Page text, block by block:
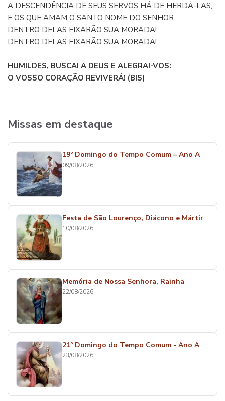
A DESCENDÊNCIA DE SEUS SERVOS HÁ DE HERDÁ-LAS,
E OS QUE AMAM O SANTO NOME DO SENHOR
DENTRO DELAS FIXARÃO SUA MORADA!
DENTRO DELAS FIXARÃO SUA MORADA!
HUMILDES, BUSCAI A DEUS E ALEGRAI-VOS:
O VOSSO CORAÇÃO REVIVERÁ! (BIS)
Missas em destaque
19º Domingo do Tempo Comum – Ano A
09/08/2026
Festa de São Lourenço, Diácono e Mártir
10/08/2026
Memória de Nossa Senhora, Rainha
22/08/2026
21º Domingo do Tempo Comum - Ano A
23/08/2026